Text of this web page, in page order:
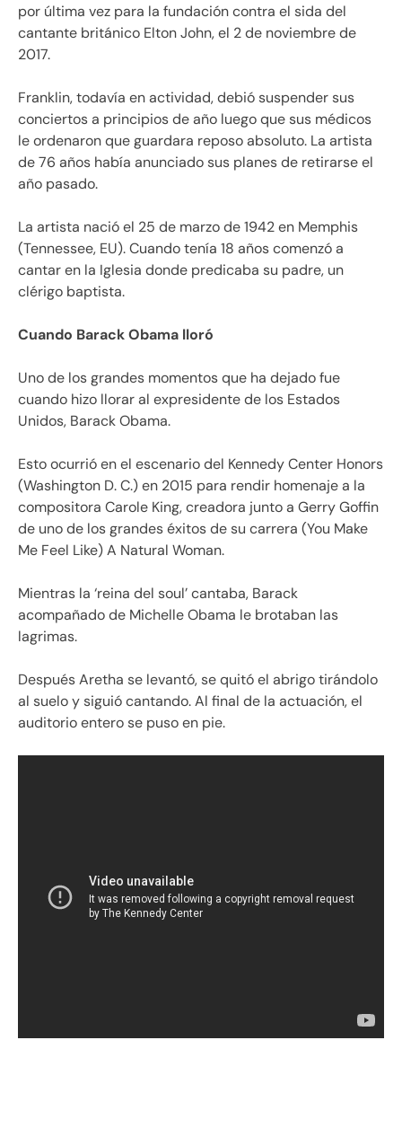
por última vez para la fundación contra el sida del
cantante británico Elton John, el 2 de noviembre de
2017.
Franklin, todavía en actividad, debió suspender sus
conciertos a principios de año luego que sus médicos
le ordenaron que guardara reposo absoluto. La artista
de 76 años había anunciado sus planes de retirarse el
año pasado.
La artista nació el 25 de marzo de 1942 en Memphis
(Tennessee, EU). Cuando tenía 18 años comenzó a
cantar en la Iglesia donde predicaba su padre, un
clérigo baptista.
Cuando Barack Obama lloró
Uno de los grandes momentos que ha dejado fue
cuando hizo llorar al expresidente de los Estados
Unidos, Barack Obama.
Esto ocurrió en el escenario del Kennedy Center Honors
(Washington D. C.) en 2015 para rendir homenaje a la
compositora Carole King, creadora junto a Gerry Goffin
de uno de los grandes éxitos de su carrera (You Make
Me Feel Like) A Natural Woman.
Mientras la ‘reina del soul’ cantaba, Barack
acompañado de Michelle Obama le brotaban las
lagrimas.
Después Aretha se levantó, se quitó el abrigo tirándolo
al suelo y siguió cantando. Al final de la actuación, el
auditorio entero se puso en pie.